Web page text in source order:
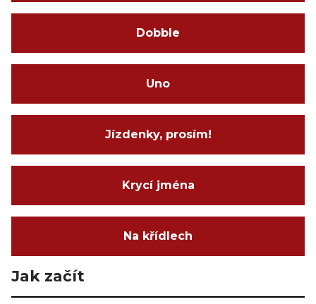
Dobble
Uno
Jízdenky, prosím!
Krycí jména
Na křídlech
Jak začít